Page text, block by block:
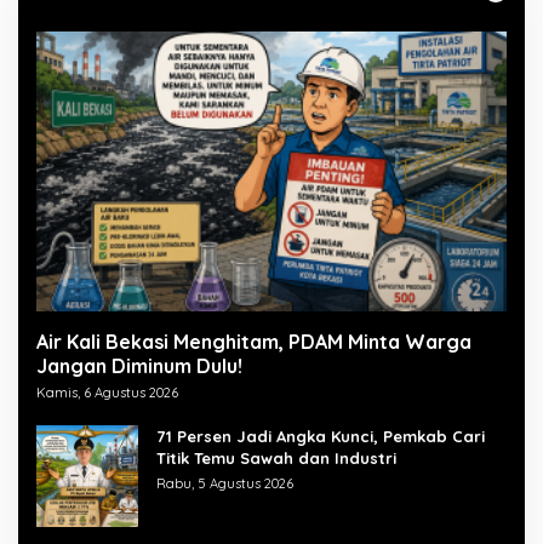
Air Kali Bekasi Menghitam, PDAM Minta Warga
Jangan Diminum Dulu!
Kamis, 6 Agustus 2026
71 Persen Jadi Angka Kunci, Pemkab Cari
Titik Temu Sawah dan Industri
Rabu, 5 Agustus 2026